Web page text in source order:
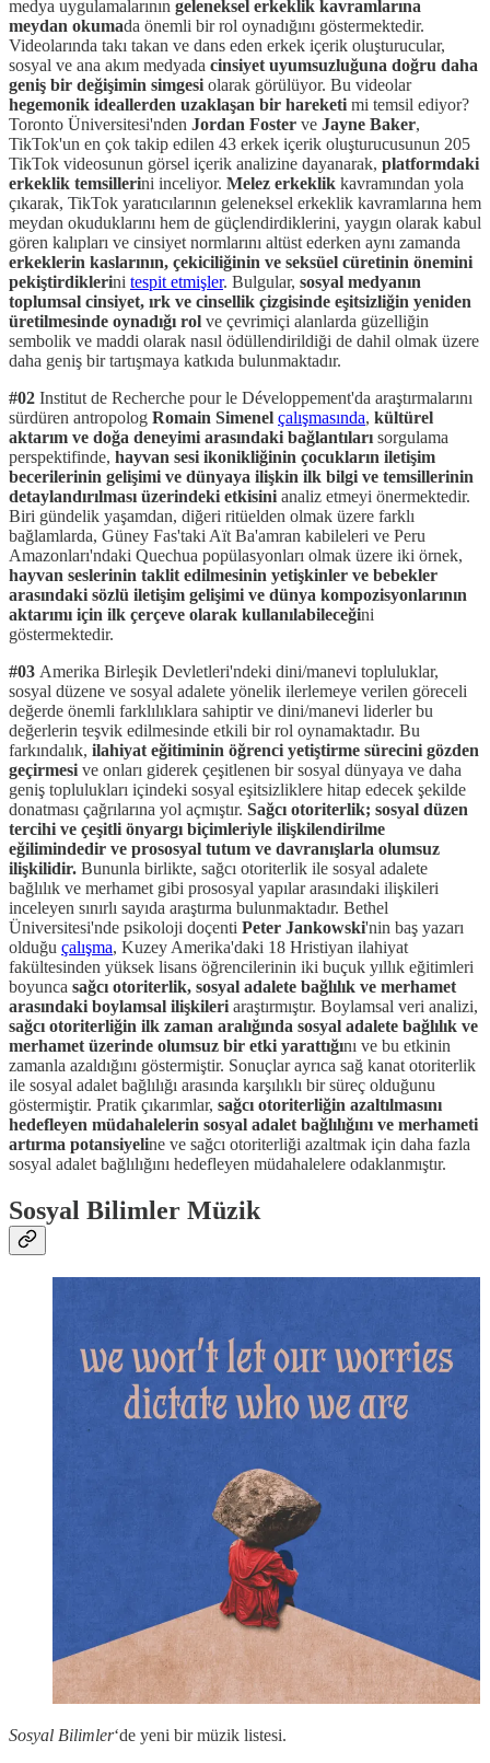
medya uygulamalarının geleneksel erkeklik kavramlarına
meydan okumada önemli bir rol oynadığını göstermektedir.
Videolarında takı takan ve dans eden erkek içerik oluşturucular,
sosyal ve ana akım medyada cinsiyet uyumsuzluğuna doğru daha
geniş bir değişimin simgesi olarak görülüyor. Bu videolar
hegemonik ideallerden uzaklaşan bir hareketi mi temsil ediyor?
Toronto Üniversitesi'nden Jordan Foster ve Jayne Baker,
TikTok'un en çok takip edilen 43 erkek içerik oluşturucusunun 205
TikTok videosunun görsel içerik analizine dayanarak, platformdaki
erkeklik temsillerini inceliyor. Melez erkeklik kavramından yola
çıkarak, TikTok yaratıcılarının geleneksel erkeklik kavramlarına hem
meydan okuduklarını hem de güçlendirdiklerini, yaygın olarak kabul
gören kalıpları ve cinsiyet normlarını altüst ederken aynı zamanda
erkeklerin kaslarının, çekiciliğinin ve seksüel cüretinin önemini
pekiştirdiklerini tespit etmişler. Bulgular, sosyal medyanın
toplumsal cinsiyet, ırk ve cinsellik çizgisinde eşitsizliğin yeniden
üretilmesinde oynadığı rol ve çevrimiçi alanlarda güzelliğin
sembolik ve maddi olarak nasıl ödüllendirildiği de dahil olmak üzere
daha geniş bir tartışmaya katkıda bulunmaktadır.
#02 Institut de Recherche pour le Développement'da araştırmalarını
sürdüren antropolog Romain Simenel çalışmasında, kültürel
aktarım ve doğa deneyimi arasındaki bağlantıları sorgulama
perspektifinde, hayvan sesi ikonikliğinin çocukların iletişim
becerilerinin gelişimi ve dünyaya ilişkin ilk bilgi ve temsillerinin
detaylandırılması üzerindeki etkisini analiz etmeyi önermektedir.
Biri gündelik yaşamdan, diğeri ritüelden olmak üzere farklı
bağlamlarda, Güney Fas'taki Aït Ba'amran kabileleri ve Peru
Amazonları'ndaki Quechua popülasyonları olmak üzere iki örnek,
hayvan seslerinin taklit edilmesinin yetişkinler ve bebekler
arasındaki sözlü iletişim gelişimi ve dünya kompozisyonlarının
aktarımı için ilk çerçeve olarak kullanılabileceğini
göstermektedir.
#03 Amerika Birleşik Devletleri'ndeki dini/manevi topluluklar,
sosyal düzene ve sosyal adalete yönelik ilerlemeye verilen göreceli
değerde önemli farklılıklara sahiptir ve dini/manevi liderler bu
değerlerin teşvik edilmesinde etkili bir rol oynamaktadır. Bu
farkındalık, ilahiyat eğitiminin öğrenci yetiştirme sürecini gözden
geçirmesi ve onları giderek çeşitlenen bir sosyal dünyaya ve daha
geniş toplulukları içindeki sosyal eşitsizliklere hitap edecek şekilde
donatması çağrılarına yol açmıştır. Sağcı otoriterlik; sosyal düzen
tercihi ve çeşitli önyargı biçimleriyle ilişkilendirilme
eğilimindedir ve prososyal tutum ve davranışlarla olumsuz
ilişkilidir. Bununla birlikte, sağcı otoriterlik ile sosyal adalete
bağlılık ve merhamet gibi prososyal yapılar arasındaki ilişkileri
inceleyen sınırlı sayıda araştırma bulunmaktadır. Bethel
Üniversitesi'nde psikoloji doçenti Peter Jankowski'nin baş yazarı
olduğu çalışma, Kuzey Amerika'daki 18 Hristiyan ilahiyat
fakültesinden yüksek lisans öğrencilerinin iki buçuk yıllık eğitimleri
boyunca sağcı otoriterlik, sosyal adalete bağlılık ve merhamet
arasındaki boylamsal ilişkileri araştırmıştır. Boylamsal veri analizi,
sağcı otoriterliğin ilk zaman aralığında sosyal adalete bağlılık ve
merhamet üzerinde olumsuz bir etki yarattığını ve bu etkinin
zamanla azaldığını göstermiştir. Sonuçlar ayrıca sağ kanat otoriterlik
ile sosyal adalet bağlılığı arasında karşılıklı bir süreç olduğunu
göstermiştir. Pratik çıkarımlar, sağcı otoriterliğin azaltılmasını
hedefleyen müdahalelerin sosyal adalet bağlılığını ve merhameti
artırma potansiyeline ve sağcı otoriterliği azaltmak için daha fazla
sosyal adalet bağlılığını hedefleyen müdahalelere odaklanmıştır.
Sosyal Bilimler Müzik
Sosyal Bilimler‘de yeni bir müzik listesi.